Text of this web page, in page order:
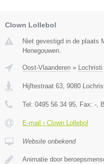
Clown Lollebol
Niet gevestigd in de plaats
Henegouwen.
Oost-Vlaanderen » Lochristi
Hijftestraat 63, 9080
Tel: 0495 56 34 95, Fax: -,
E-mail › Clown Lollebol
Website onbekend
Animatie door